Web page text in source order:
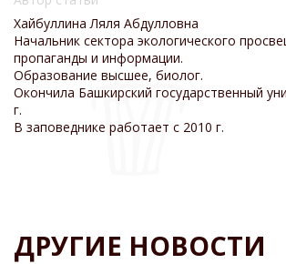
Хайбуллина Ляля Абдулловна
Начальник сектора экологического
пропаганды и информации.
Образование высшее, биолог.
Окончила Башкирский государственный
г.
В заповеднике работает с 2010 г.
ДРУГИЕ НОВОСТИ